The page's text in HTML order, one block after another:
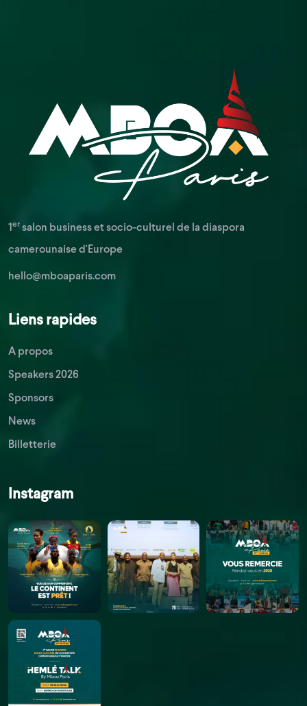
1 er salon business et socio-culturel de la diaspora
camerounaise d'Europe
hello@mboaparis.com
Liens rapides
A propos
Speakers 2026
Sponsors
News
Billetterie
Instagram